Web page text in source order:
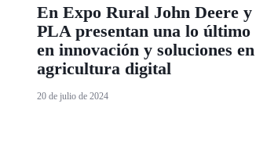
En Expo Rural John Deere y
PLA presentan una lo último
en innovación y soluciones en
agricultura digital
20 de julio de 2024